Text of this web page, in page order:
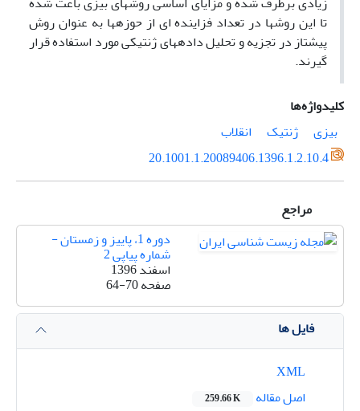
تا این روش­ها در تعداد فزاینده ای از حوزه­ها به عنوان روش
پیشتاز در تجزیه و تحلیل داده­های ژنتیکی مورد استفاده قرار
گیرند.
کلیدواژه‌ها
بیزی
ژنتیک
انقلاب
20.1001.1.20089406.1396.1.2.10.4
مراجع
دوره 1، پاییز و زمستان -
شماره پیاپی 2
اسفند 1396
صفحه64-70
فایل ها
اصل مقاله
259.66 K